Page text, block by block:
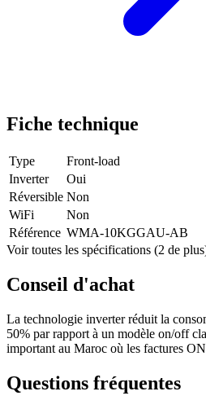
Fiche technique
Type
Front-load
Inverter
Oui
Réversible Non
WiFi
Non
Référence WMA-10KGGAU-AB
Voir toutes les spécifications (2 de
Conseil d'achat
La technologie inverter réduit la
50% par rapport à un modèle on/off
important au Maroc où les factures
Questions fréquentes